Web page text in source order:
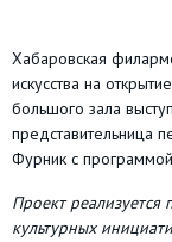
Хабаровская
искусства на
большого зала
представительница
Фурник с
Проект реализуется
культурных